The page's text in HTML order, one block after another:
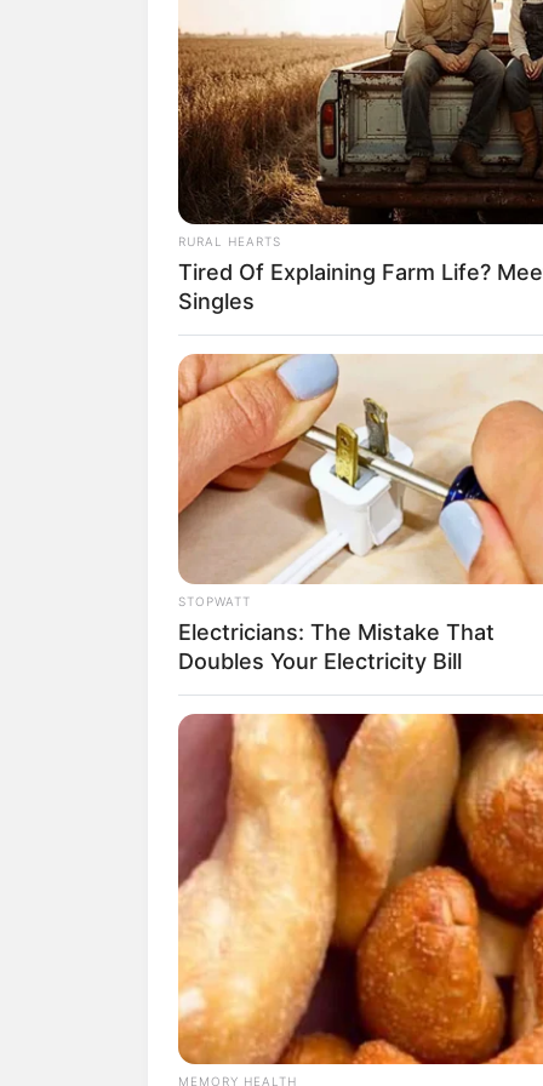
Bercocok tanam kini tak hanya bisa
menanam tumbuhan juga bisa
Bahkan tak hanya di rumah, menanam
siapapun bisa bercocok tanam, walau
Salah satu caranya adalah memakai
memilih pot yang berukuran besar
Namun jika ingin yang terlihat
pula yang terbuat dari kaca sehingga
Baca juga:Menakjubkan, 10
1. Hanya bermodal kaleng
lupa dicat ya agar tampak
RURAL HEARTS
Tired Of Explaining Farm Life?
Singles
STOPWATT
Electricians: The Mistake That
Doubles Your Electricity Bill
MEMORY HEALTH